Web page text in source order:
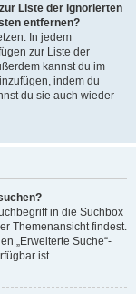
Liste der ignorierten
entfernen?
In jedem
zur Liste der
kannst du im
indem du
du sie auch wieder
in die Suchbox
Themenansicht findest.
„Erweiterte Suche“-
ist.